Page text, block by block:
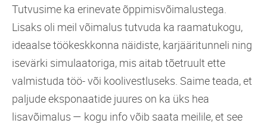
Tutvusime ka erinevate õppimisvõimalustega.
Lisaks oli meil võimalus tutvuda ka raamatukogu,
ideaalse töökeskkonna näidiste, karjääritunneli ning
isevärki simulaatoriga, mis aitab tõetruult ette
valmistuda töö- või koolivestluseks. Saime teada, et
paljude eksponaatide juures on ka üks hea
lisavõimalus — kogu info võib saata meilile, et see